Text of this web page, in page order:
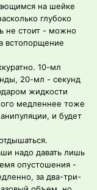
на шейке
глубоко
не стоит - можно
встопорщение
10-мл
20-мл - секунд
жидкости
медленнее тоже
и будет
надо давать лишь
опустошения -
за два-три-